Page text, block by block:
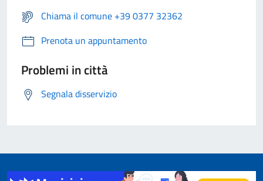
Chiama il comune +39 0377 32362
Prenota un appuntamento
Problemi in città
Segnala disservizio